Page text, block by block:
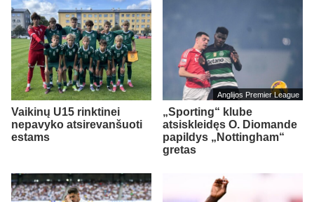
Vaikinų U15 rinktinei
nepavyko atsirevanšuoti
estams
Anglijos Premier League
„Sporting“ klube
atsiskleidęs O. Diomande
papildys „Nottingham“
gretas